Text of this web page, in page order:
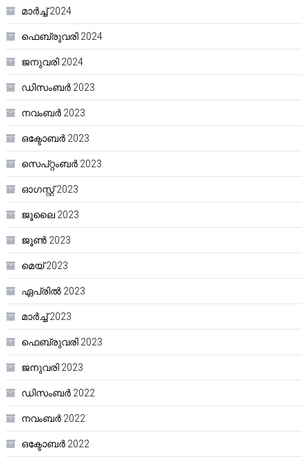
മാർച്ച്‌ 2024
ഫെബ്രുവരി 2024
ജനുവരി 2024
ഡിസംബർ 2023
നവംബർ 2023
ഒക്ടോബർ 2023
സെപ്റ്റംബർ 2023
ഓഗസ്റ്റ്‌ 2023
ജൂലൈ 2023
ജൂൺ 2023
മെയ്‌ 2023
ഏപ്രിൽ 2023
മാർച്ച്‌ 2023
ഫെബ്രുവരി 2023
ജനുവരി 2023
ഡിസംബർ 2022
നവംബർ 2022
ഒക്ടോബർ 2022